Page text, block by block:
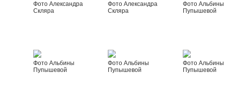
Фото Александра
Скляра
Фото Александра
Скляра
Фото Альбины
Пупышевой
Фото Альбины
Пупышевой
Фото Альбины
Пупышевой
Фото Альбины
Пупышевой